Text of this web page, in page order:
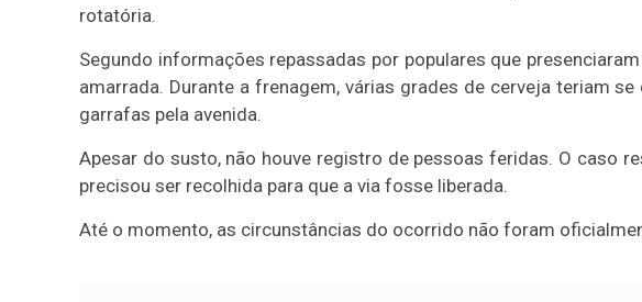
rotatória.
Segundo informações repassadas por populares que
amarrada. Durante a frenagem, várias grades de cerveja teriam
garrafas pela avenida.
Apesar do susto, não houve registro de pessoas feridas. O caso
precisou ser recolhida para que a via fosse liberada.
Até o momento, as circunstâncias do ocorrido não foram